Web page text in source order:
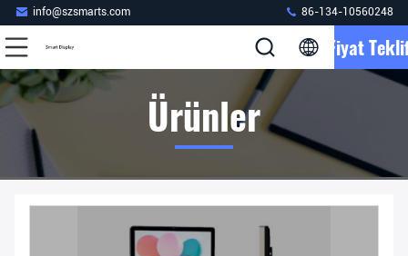
info@szsmarts.com 86-134-10560248
Fiyat
Ürünler